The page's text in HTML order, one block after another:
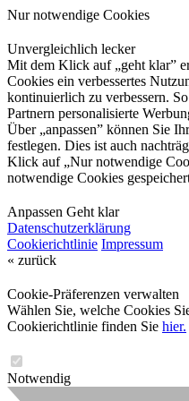
Nur notwendige Cookies
Unvergleichlich lecker
Mit dem Klick auf „geht klar”
Cookies ein verbessertes
kontinuierlich zu verbessern.
Partnern personalisierte
Über „anpassen” können Sie
festlegen. Dies ist auch
Klick auf „Nur notwendige
notwendige Cookies
Anpassen Geht klar
Datenschutzerklärung
Cookierichtlinie Impressum
« zurück
Cookie-Präferenzen verwalten
Wählen Sie, welche Cookies
Cookierichtlinie finden Sie hier.
Notwendig